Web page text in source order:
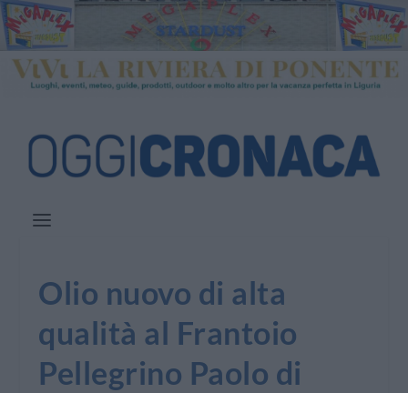
Olio nuovo di alta
qualità al Frantoio
Pellegrino Paolo di